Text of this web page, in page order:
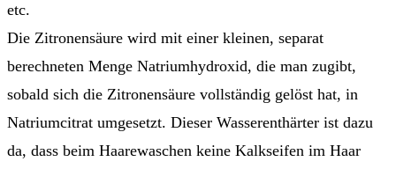
etc.
Die Zitronensäure wird mit einer kleinen, separat
berechneten Menge Natriumhydroxid, die man zugibt,
sobald sich die Zitronensäure vollständig gelöst hat, in
Natriumcitrat umgesetzt. Dieser Wasserenthärter ist dazu
da, dass beim Haarewaschen keine Kalkseifen im Haar